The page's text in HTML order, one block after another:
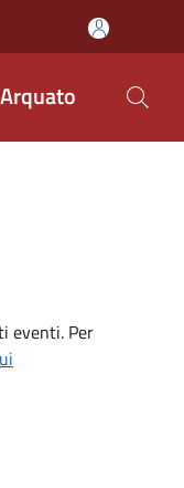
eventi. Per